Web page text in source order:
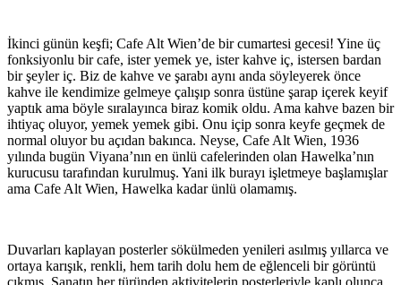
İkinci günün keşfi; Cafe Alt Wien’de bir cumartesi gecesi! Yine üç
fonksiyonlu bir cafe, ister yemek ye, ister kahve iç, istersen bardan
bir şeyler iç. Biz de kahve ve şarabı aynı anda söyleyerek önce
kahve ile kendimize gelmeye çalışıp sonra üstüne şarap içerek keyif
yaptık ama böyle sıralayınca biraz komik oldu. Ama kahve bazen bir
ihtiyaç oluyor, yemek yemek gibi. Onu içip sonra keyfe geçmek de
normal oluyor bu açıdan bakınca. Neyse, Cafe Alt Wien, 1936
yılında bugün Viyana’nın en ünlü cafelerinden olan Hawelka’nın
kurucusu tarafından kurulmuş. Yani ilk burayı işletmeye başlamışlar
ama Cafe Alt Wien, Hawelka kadar ünlü olamamış.
Duvarları kaplayan posterler sökülmeden yenileri asılmış yıllarca ve
ortaya karışık, renkli, hem tarih dolu hem de eğlenceli bir görüntü
çıkmış. Sanatın her türünden aktivitelerin posterleriyle kaplı olunca